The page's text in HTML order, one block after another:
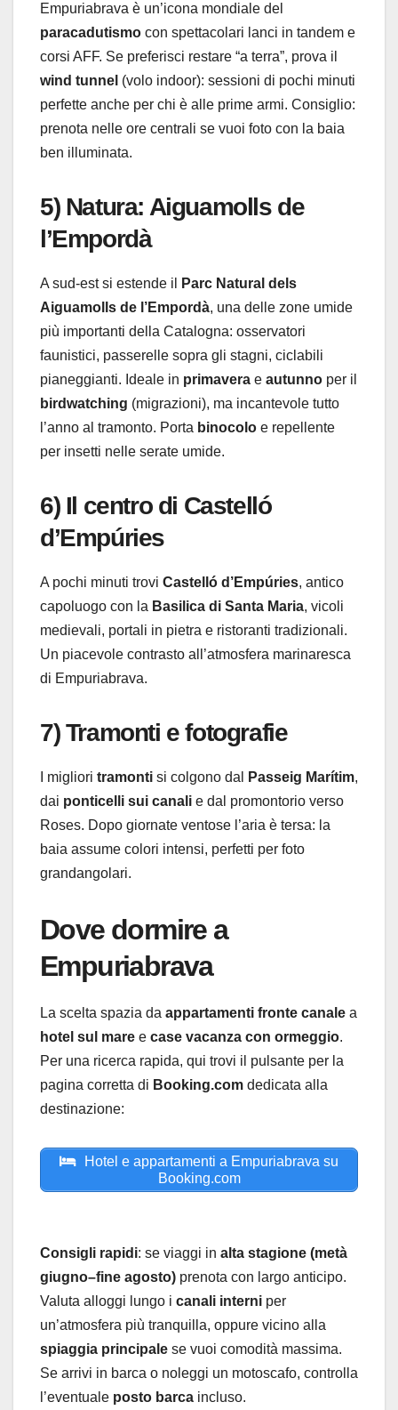
Empuriabrava è un’icona mondiale del
paracadutismo con spettacolari lanci in tandem e
corsi AFF. Se preferisci restare “a terra”, prova il
wind tunnel (volo indoor): sessioni di pochi minuti
perfette anche per chi è alle prime armi. Consiglio:
prenota nelle ore centrali se vuoi foto con la baia
ben illuminata.
5) Natura: Aiguamolls de
l’Empordà
A sud-est si estende il
Parc Natural dels
Aiguamolls de l’Empordà, una delle zone umide
più importanti della Catalogna: osservatori
faunistici, passerelle sopra gli stagni, ciclabili
pianeggianti. Ideale in primavera e autunno per il
birdwatching (migrazioni), ma incantevole tutto
l’anno al tramonto. Porta binocolo e repellente
per insetti nelle serate umide.
6) Il centro di Castelló
d’Empúries
A pochi minuti trovi Castelló d’Empúries, antico
capoluogo con la Basilica di Santa Maria, vicoli
medievali, portali in pietra e ristoranti tradizionali.
Un piacevole contrasto all’atmosfera marinaresca
di Empuriabrava.
7) Tramonti e fotografie
I migliori tramonti si colgono dal Passeig Marítim,
dai ponticelli sui canali e dal promontorio verso
Roses. Dopo giornate ventose l’aria è tersa: la
baia assume colori intensi, perfetti per foto
grandangolari.
Dove dormire a
Empuriabrava
La scelta spazia da appartamenti fronte canale a
hotel sul mare e case vacanza con ormeggio.
Per una ricerca rapida, qui trovi il pulsante per la
pagina corretta di Booking.com dedicata alla
destinazione:
Hotel e appartamenti a Empuriabrava su
Booking.com
Consigli rapidi: se viaggi in alta stagione (metà
giugno–fine agosto) prenota con largo anticipo.
Valuta alloggi lungo i canali interni per
un’atmosfera più tranquilla, oppure vicino alla
spiaggia principale se vuoi comodità massima.
Se arrivi in barca o noleggi un motoscafo, controlla
l’eventuale posto barca incluso.